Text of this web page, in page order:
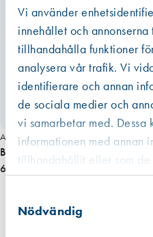
Vi använder
innehållet och
tillhandahålla funktioner
analysera vår trafik. Vi
identifierare och annan
de sociala medier och
vi samarbetar med. Dessa
informationen med annan
tillhandahållit eller som
använt deras tjänster.
Nödvändig
Art. nr 1675
Bänkgaller 1000×100 mm (vitfärg)
610,00 kr
Slut i lager